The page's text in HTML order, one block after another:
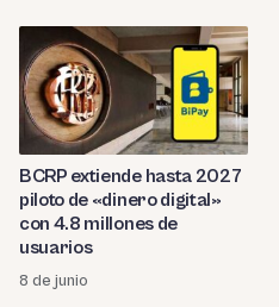
BCRP extiende hasta 2027
piloto de «dinero digital»
con 4.8 millones de
usuarios
8 de junio